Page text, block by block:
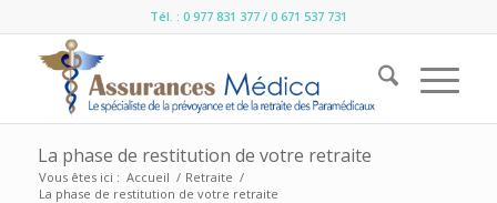
Tél. : 0 977 831 377 / 0 671 537 731
La phase de restitution de votre retraite
Vous êtes ici : Accueil / Retraite /
La phase de restitution de votre retraite